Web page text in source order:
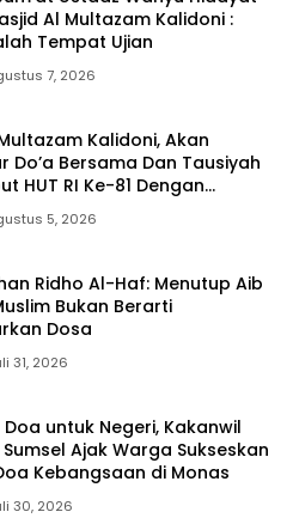
Al Multazam Kalidoni :
Tempat Ujian
7, 2026
Kalidoni, Akan
Do’a Bersama Dan Tausiyah
HUT RI Ke-81 Dengan
Qoim Nur’aini M.Pd
5, 2026
Ridho Al-Haf: Menutup Aib
Bukan Berarti
Dosa
31, 2026
untuk Negeri, Kakanwil
Ajak Warga Sukseskan
Kebangsaan di Monas
30, 2026